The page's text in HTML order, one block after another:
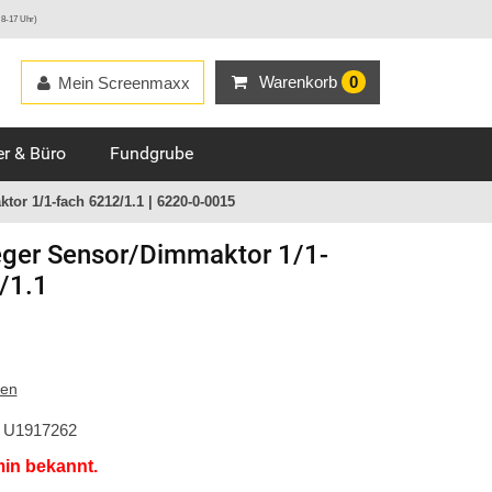
17 Uhr)
Warenkorb 0
Mein Screenmaxx
& Büro Fundgrube
1/1-fach 6212/1.1 | 6220-0-0015
Sensor/Dimmaktor 1/1-
U1917262
bekannt.